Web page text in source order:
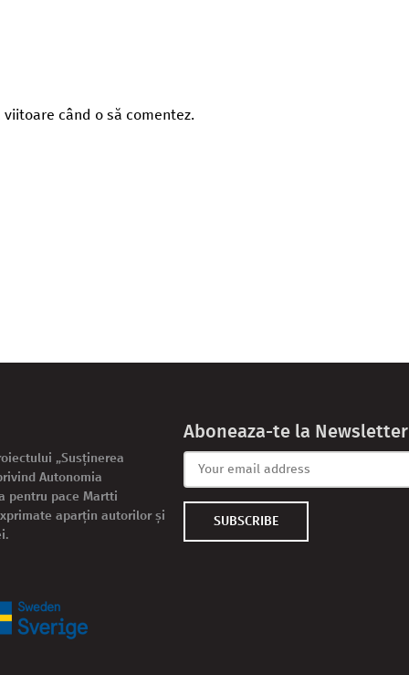
când o să comentez.
„Susținerea
Autonomia
pentru pace Martti
aparțin autorilor și
Aboneaza-te la Newsletter
SUBSCRIBE